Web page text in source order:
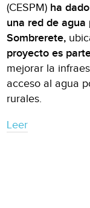
(CESPM) ha
una red de
Sombrerete,
proyecto es
mejorar la
acceso al agua
rurales.
Leer